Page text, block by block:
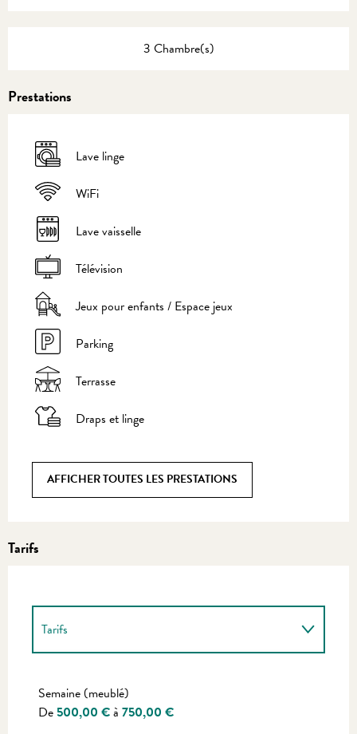
3 Chambre(s)
Prestations
Lave linge
WiFi
Lave vaisselle
Télévision
Jeux pour enfants / Espace jeux
Parking
Terrasse
Draps et linge
AFFICHER TOUTES LES PRESTATIONS
Tarifs
Tarifs
Semaine (meublé)
De500,00 €à 750,00 €